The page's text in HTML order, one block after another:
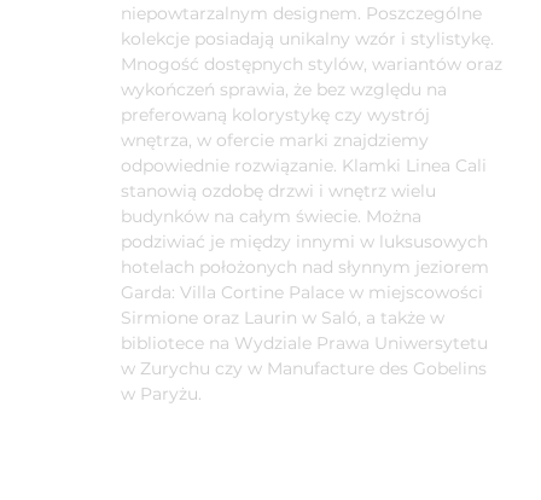
niepowtarzalnym designem. Poszczególne
kolekcje posiadają unikalny wzór i stylistykę.
Mnogość dostępnych stylów, wariantów oraz
wykończeń sprawia, że bez względu na
preferowaną kolorystykę czy wystrój
wnętrza, w ofercie marki znajdziemy
odpowiednie rozwiązanie. Klamki Linea Cali
stanowią ozdobę drzwi i wnętrz wielu
budynków na całym świecie. Można
podziwiać je między innymi w luksusowych
hotelach położonych nad słynnym jeziorem
Garda: Villa Cortine Palace w miejscowości
Sirmione oraz Laurin w Saló, a także w
bibliotece na Wydziale Prawa Uniwersytetu
w Zurychu czy w Manufacture des Gobelins
w Paryżu.